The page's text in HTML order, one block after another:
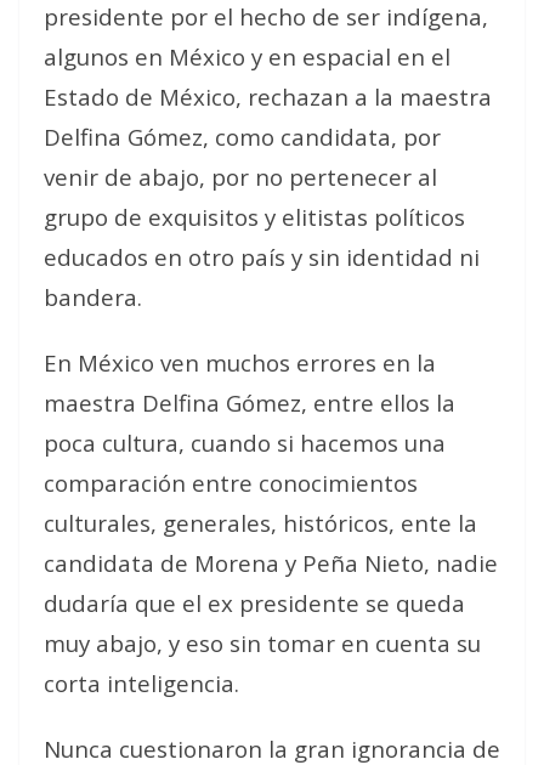
presidente por el hecho de ser indígena,
algunos en México y en espacial en el
Estado de México, rechazan a la maestra
Delfina Gómez, como candidata, por
venir de abajo, por no pertenecer al
grupo de exquisitos y elitistas políticos
educados en otro país y sin identidad ni
bandera.
En México ven muchos errores en la
maestra Delfina Gómez, entre ellos la
poca cultura, cuando si hacemos una
comparación entre conocimientos
culturales, generales, históricos, ente la
candidata de Morena y Peña Nieto, nadie
dudaría que el ex presidente se queda
muy abajo, y eso sin tomar en cuenta su
corta inteligencia.
Nunca cuestionaron la gran ignorancia de